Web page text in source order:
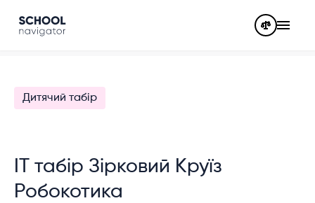
Дитячий табір
ІТ табір Зірковий Круїз
Робокотика